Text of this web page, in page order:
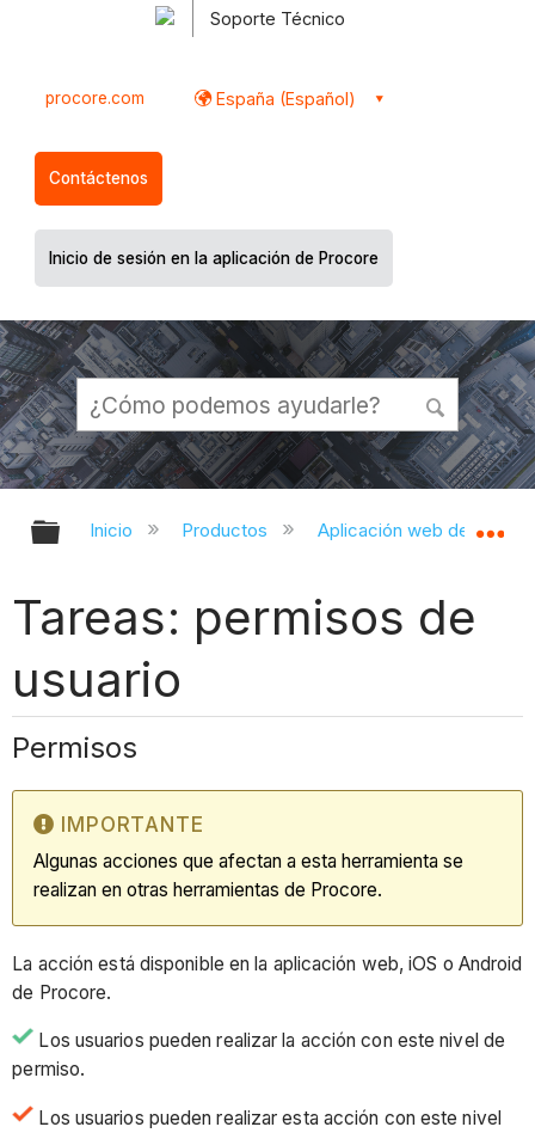
Soporte Técnico
procore.com España (Español)
Contáctenos
Inicio de sesión en la aplicación de Procore
Expandir/contraer jerarquía global
Inicio Productos Aplicación web de
Tareas: permisos de
usuario
Permisos
IMPORTANTE
Algunas acciones que afectan a esta herramienta se
realizan en otras herramientas de Procore.
La acción está disponible en la aplicación web, iOS o Android
de Procore.
Los usuarios pueden realizar la acción con este nivel de
permiso.
Los usuarios pueden realizar esta acción con este nivel